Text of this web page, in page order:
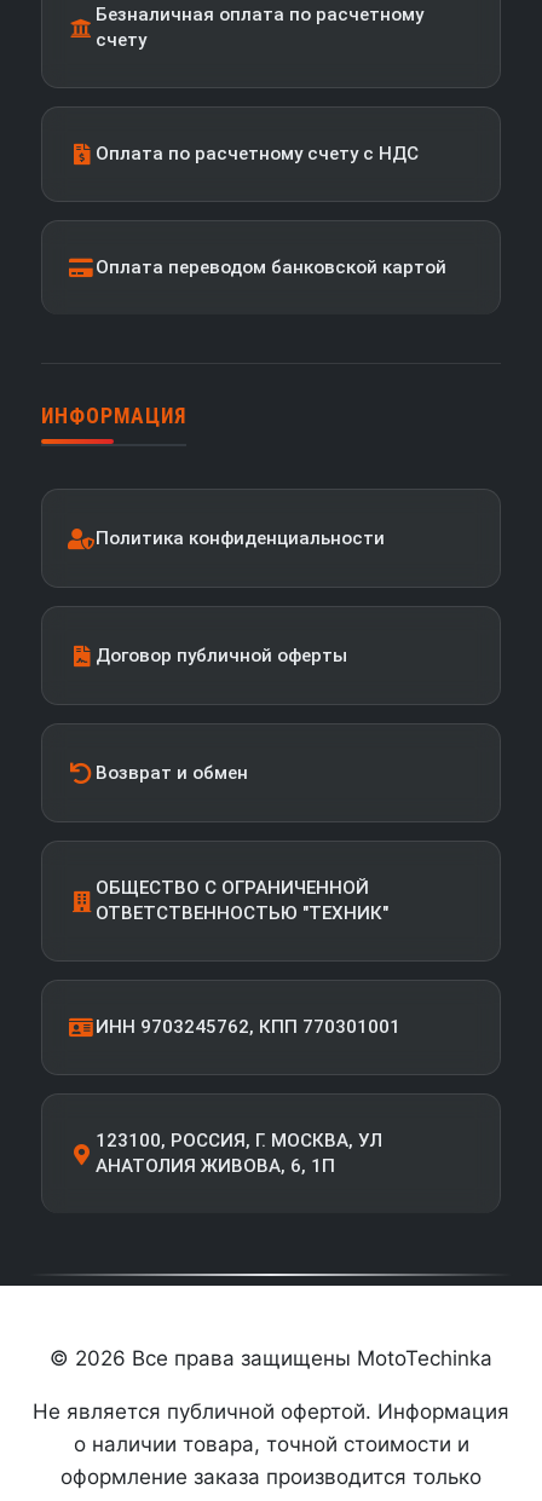
Безналичная оплата по расчетному
счету
Оплата по расчетному счету с НДС
Оплата переводом банковской картой
ИНФОРМАЦИЯ
Политика конфиденциальности
Договор публичной оферты
Возврат и обмен
ОБЩЕСТВО С ОГРАНИЧЕННОЙ
ОТВЕТСТВЕННОСТЬЮ "ТЕХНИК"
ИНН 9703245762, КПП 770301001
123100, РОССИЯ, Г. МОСКВА, УЛ
АНАТОЛИЯ ЖИВОВА, 6, 1П
© 2026 Все права защищены MotoTechinka
Не является публичной офертой. Информация
о наличии товара, точной стоимости и
оформление заказа производится только